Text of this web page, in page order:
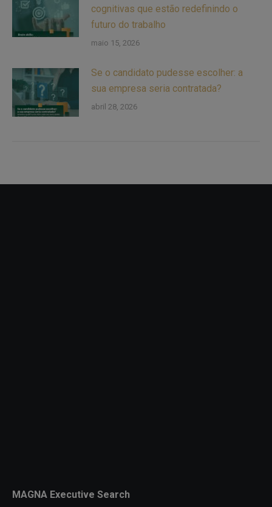
cognitivas que estão redefinindo o
futuro do trabalho
maio 15, 2026
Se o candidato pudesse escolher: a
sua empresa seria contratada?
abril 28, 2026
MAGNA Executive Search